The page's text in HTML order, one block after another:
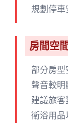
規劃停車
房間空
部分房
聲音較明
建議旅
衛浴用品